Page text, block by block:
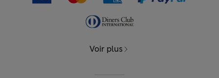
Voir plus